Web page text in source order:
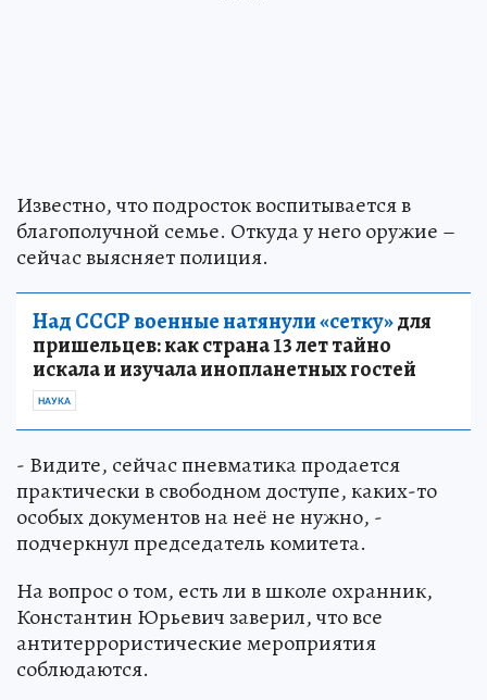
Известно, что подросток воспитывается в
благополучной семье. Откуда у него оружие –
сейчас выясняет полиция.
Над СССР военные натянули «сетку»для
пришельцев: как страна 13 лет тайно
искала и изучала инопланетных гостей
НАУКА
- Видите, сейчас пневматика продается
практически в свободном доступе, каких-то
особых документов на неё не нужно, -
подчеркнул председатель комитета.
На вопрос о том, есть ли в школе охранник,
Константин Юрьевич заверил, что все
антитеррористические мероприятия
соблюдаются.